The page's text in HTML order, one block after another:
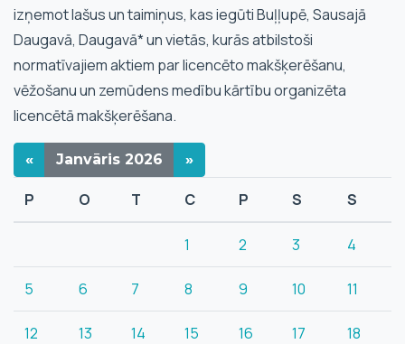
izņemot lašus un taimiņus, kas iegūti Buļļupē, Sausajā
Daugavā, Daugavā* un vietās, kurās atbilstoši
normatīvajiem aktiem par licencēto makšķerēšanu,
vēžošanu un zemūdens medību kārtību organizēta
licencētā makšķerēšana.
« Janvāris 2026 »
P O T C P S S
1 2 3 4
5 6 7 8 9 10 11
12 13 14 15 16 17 18